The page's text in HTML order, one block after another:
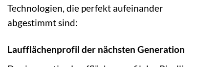
Technologien, die perfekt aufeinander
abgestimmt sind:
Laufflächenprofil der nächsten Generation